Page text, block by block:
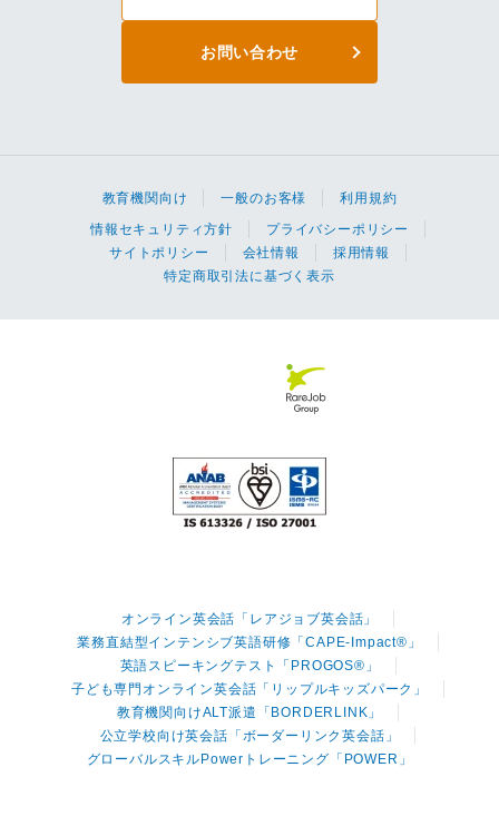
お問い合わせ
教育機関向け 一般のお客様
利用規約
情報セキュリティ方針
プライバシーポリシー
サイトポリシー
会社情報
採用情報
特定商取引法に基づく表示
オンライン英会話「レアジョブ英会話」
業務直結型インテンシブ英語研修「CAPE-Impact®」
英語スピーキングテスト「PROGOS®」
子ども専門オンライン英会話「リップルキッズパーク」
教育機関向けALT派遣「BORDERLINK」
公立学校向け英会話「ボーダーリンク英会話」
グローバルスキルPowerトレーニング「POWER」